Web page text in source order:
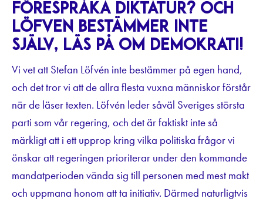
förespråka diktatur? Och
Löfven bestämmer inte
själv, läs på om demokrati!
Vi vet att Stefan Löfvén inte bestämmer på egen hand,
och det tror vi att de allra flesta vuxna människor förstår
när de läser texten. Löfvén leder såväl Sveriges största
parti som vår regering, och det är faktiskt inte så
märkligt att i ett upprop kring vilka politiska frågor vi
önskar att regeringen prioriterar under den kommande
mandatperioden vända sig till personen med mest makt
och uppmana honom att ta initiativ. Därmed naturligtvis